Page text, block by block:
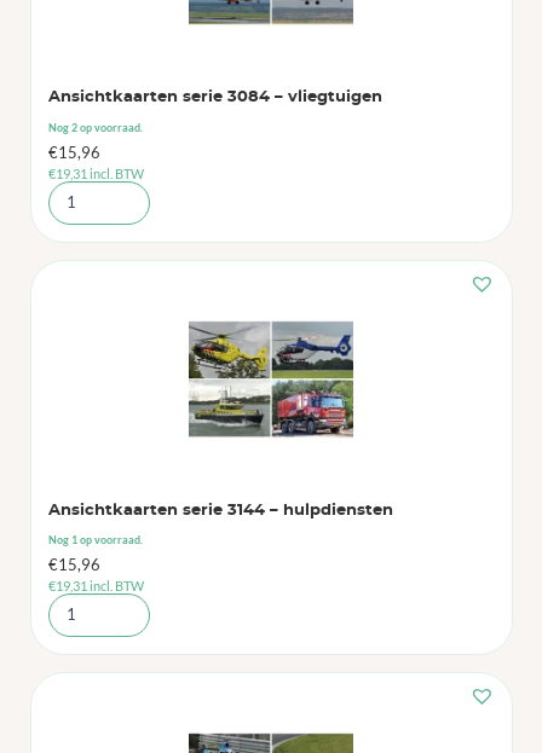
Ansichtkaarten serie 3084 – vliegtuigen
Nog 2 op voorraad.
€15,96
€19,31 incl. BTW
Ansichtkaarten serie 3144 – hulpdiensten
Nog 1 op voorraad.
€15,96
€19,31 incl. BTW